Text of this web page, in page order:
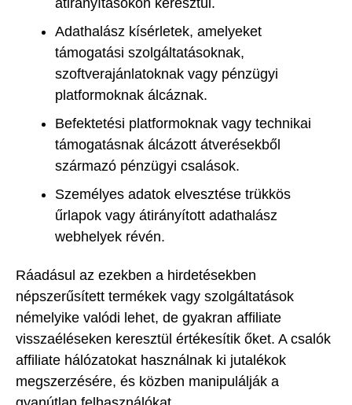
átirányításokon keresztül.
Adathalász kísérletek, amelyeket
támogatási szolgáltatásoknak,
szoftverajánlatoknak vagy pénzügyi
platformoknak álcáznak.
Befektetési platformoknak vagy technikai
támogatásnak álcázott átverésekből
származó pénzügyi csalások.
Személyes adatok elvesztése trükkös
űrlapok vagy átirányított adathalász
webhelyek révén.
Ráadásul az ezekben a hirdetésekben
népszerűsített termékek vagy szolgáltatások
némelyike valódi lehet, de gyakran affiliate
visszaéléseken keresztül értékesítik őket. A csalók
affiliate hálózatokat használnak ki jutalékok
megszerzésére, és közben manipulálják a